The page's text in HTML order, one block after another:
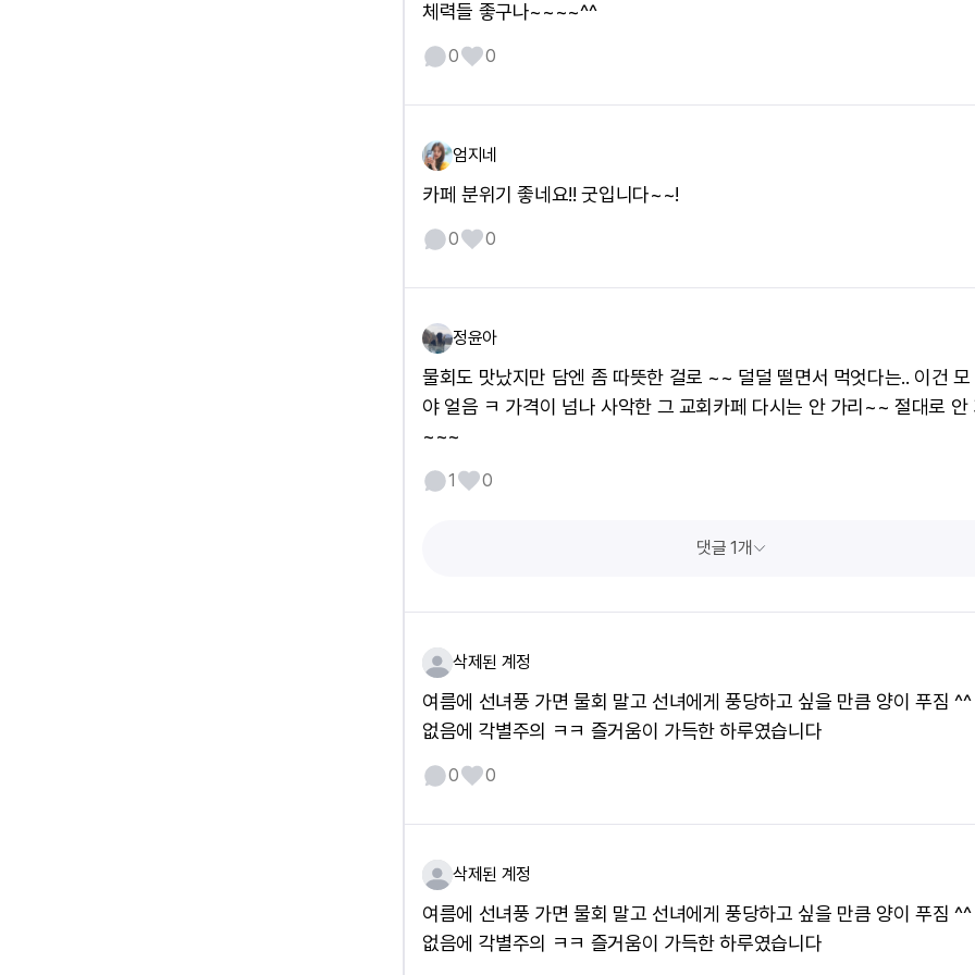
체력들 좋구나~~~~^^
0 0
엄지네
카페 분위기 좋네요!! 굿입니다~~!
0 0
정윤아
물회도 맛났지만 담엔 좀 따뜻한 걸로 ~~ 덜덜 떨면서 먹엇다는.. 이건 모
야 얼음 ㅋ 가격이 넘나 사악한 그 교회카페 다시는 안 가리~~ 절대로 안
~~~
1 0
댓글 1개
삭제된 계정
여름에 선녀풍 가면 물회 말고 선녀에게 풍당하고 싶을 만큼 양이 푸짐
없음에 각별주의 ㅋㅋ 즐거움이 가득한 하루였습니다
0 0
삭제된 계정
여름에 선녀풍 가면 물회 말고 선녀에게 풍당하고 싶을 만큼 양이 푸짐
없음에 각별주의 ㅋㅋ 즐거움이 가득한 하루였습니다